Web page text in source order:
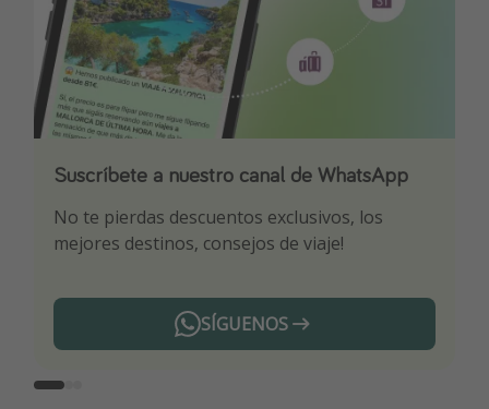
Suscríbete a nuestro canal de WhatsApp
No te pierdas descuentos exclusivos, los
mejores destinos, consejos de viaje!
SÍGUENOS
Descarga nuestra app
Sé el primero en reservar nuestros chollazos
¡Suscríbete a nuestro canal de Telegram!
¡Recibe las mejores ofertas seleccionadas para
ti por nuestros expertos en viajes
Telegram